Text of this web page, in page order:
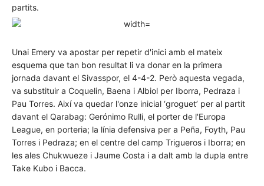
partits.
Unai Emery va apostar per repetir d'inici amb el mateix
esquema que tan bon resultat li va donar en la primera
jornada davant el Sivasspor, el 4-4-2. Però aquesta vegada,
va substituir a Coquelin, Baena i Albiol per Iborra, Pedraza i
Pau Torres. Així va quedar l'onze inicial ‘groguet’ per al partit
davant el Qarabag: Gerónimo Rulli, el porter de l'Europa
League, en porteria; la línia defensiva per a Peña, Foyth, Pau
Torres i Pedraza; en el centre del camp Trigueros i Iborra; en
les ales Chukwueze i Jaume Costa i a dalt amb la dupla entre
Take Kubo i Bacca.